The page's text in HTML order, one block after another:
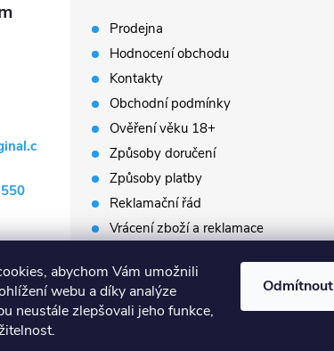
abychom Vám umožnili
webu a díky analýze
neustále zlepšovali jeho funkce,
Odmítnout
Prodejna
Hodnocení obchodu
Kontakty
Obchodní podmínky
Ověření věku 18+
Způsoby doručení
Způsoby platby
Reklamační řád
Vrácení zboží a reklamace
Prodávané značky
Slovník pojmů